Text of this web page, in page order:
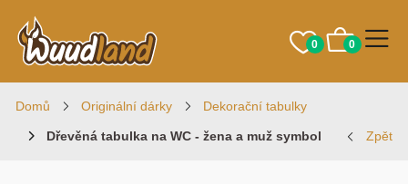
0 0
Domů Originální dárky Dekorační tabulky
Dřevěná tabulka na WC - žena a muž symbol Zpět